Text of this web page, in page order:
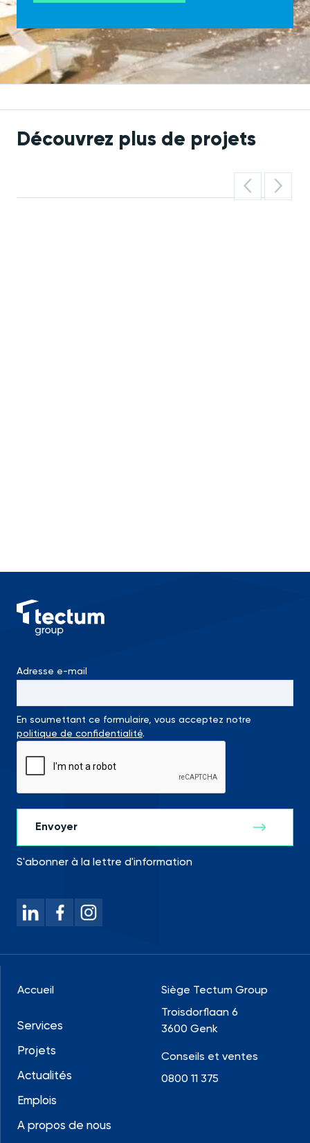
Découvrez plus de projets
Adresse e-mail
En soumettant ce formulaire, vous acceptez notre
politique de confidentialité.
S'abonner à la lettre d'information
Accueil
Services
Projets
Actualités
Emplois
A propos de nous
Siège Tectum Group
Troisdorflaan 6
3600 Genk
Conseils et ventes
0800 11 375